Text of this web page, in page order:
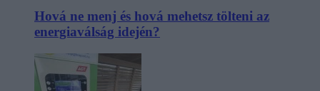
Hová ne menj és hová mehetsz tölteni az
energiaválság idején?